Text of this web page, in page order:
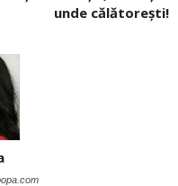
unde călătorești!